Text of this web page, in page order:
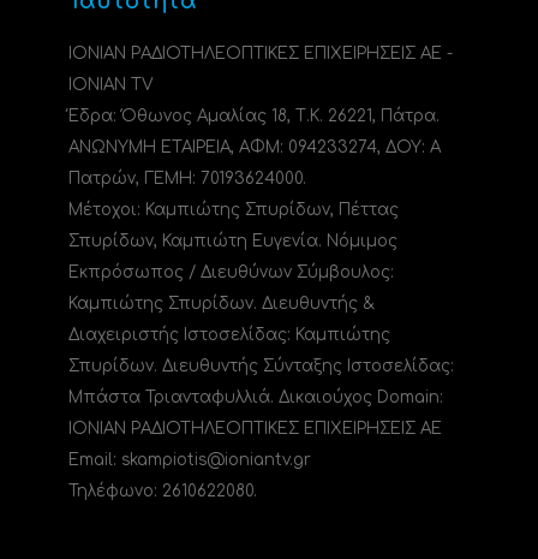
ΙΟΝΙΑΝ ΡΑΔΙΟΤΗΛΕΟΠΤΙΚΕΣ ΕΠΙΧΕΙΡΗΣΕΙΣ ΑΕ -
IONIAN TV
Έδρα: Όθωνος Αμαλίας 18, Τ.Κ. 26221, Πάτρα.
ΑΝΩΝΥΜΗ ΕΤΑΙΡΕΙΑ, ΑΦΜ: 094233274, ΔΟΥ: A
Πατρών, ΓΕΜΗ: 70193624000.
Μέτοχοι: Καμπιώτης Σπυρίδων, Πέττας
Σπυρίδων, Καμπιώτη Ευγενία. Νόμιμος
Εκπρόσωπος / Διευθύνων Σύμβουλος:
Καμπιώτης Σπυρίδων. Διευθυντής &
Διαχειριστής Ιστοσελίδας: Καμπιώτης
Σπυρίδων. Διευθυντής Σύνταξης Ιστοσελίδας:
Μπάστα Τριανταφυλλιά. Δικαιούχος Domain:
ΙΟΝΙΑΝ ΡΑΔΙΟΤΗΛΕΟΠΤΙΚΕΣ ΕΠΙΧΕΙΡΗΣΕΙΣ ΑΕ
Email: skampiotis@ioniantv.gr
Τηλέφωνο: 2610622080.